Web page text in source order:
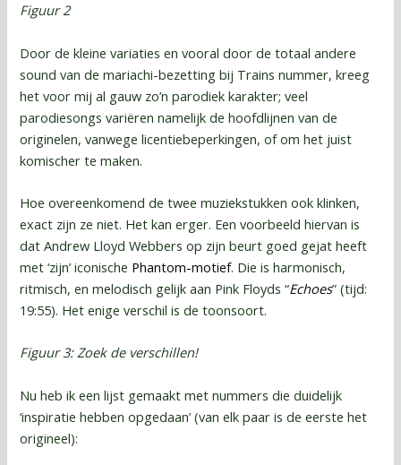
Figuur 2
Door de kleine variaties en vooral door de totaal andere
sound van de mariachi-bezetting bij Trains nummer, kreeg
het voor mij al gauw zo’n parodiek karakter; veel
parodiesongs variëren namelijk de hoofdlijnen van de
originelen, vanwege licentiebeperkingen, of om het juist
komischer te maken.
Hoe overeenkomend de twee muziekstukken ook klinken,
exact zijn ze niet. Het kan erger. Een voorbeeld hiervan is
dat Andrew Lloyd Webbers op zijn beurt goed gejat heeft
met ‘zijn’ iconische Phantom-motief. Die is harmonisch,
ritmisch, en melodisch gelijk aan Pink Floyds “Echoes” (tijd:
19:55). Het enige verschil is de toonsoort.
Figuur 3: Zoek de verschillen!
Nu heb ik een lijst gemaakt met nummers die duidelijk
‘inspiratie hebben opgedaan’ (van elk paar is de eerste het
origineel):